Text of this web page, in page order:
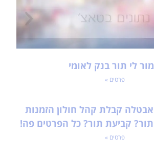
לי תור בנק לאומי
פרטים »
אבטלה קבלת קהל חולון הזמנות
תור? קביעת תור? כל הפרטים פה!
פרטים »